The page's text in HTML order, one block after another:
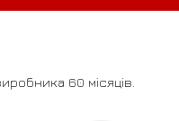
60 місяців.